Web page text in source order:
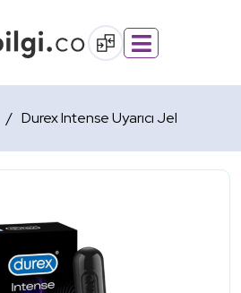
Durex Intense Uyarıcı Jel